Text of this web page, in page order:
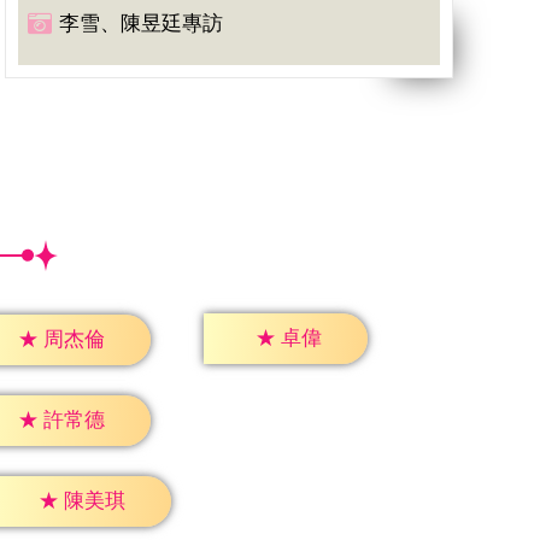
李雪、陳昱廷專訪
★ 周杰倫 ★ 卓偉
★ 許常德
★ 陳美琪